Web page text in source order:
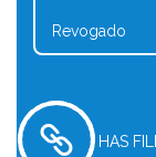
Revogado
HAS